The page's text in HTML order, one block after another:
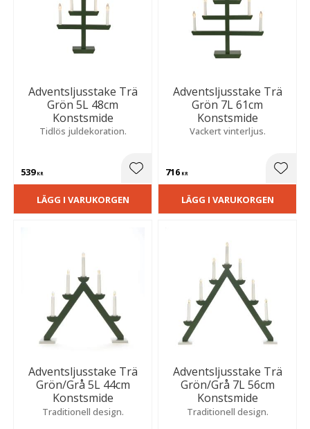
Adventsljusstake Trä
Grön 5L 48cm
Konstsmide
Tidlös juldekoration.
539KR Lägg till i favoriter
LÄGG I VARUKORGEN
Adventsljusstake Trä
Grön 7L 61cm
Konstsmide
Vackert vinterljus.
716 KR
LÄGG I VARUKORGEN
Adventsljusstake Trä
Grön/Grå 5L 44cm
Konstsmide
Traditionell design.
Adventsljusstake Trä
Grön/Grå 7L 56cm
Konstsmide
Traditionell design.